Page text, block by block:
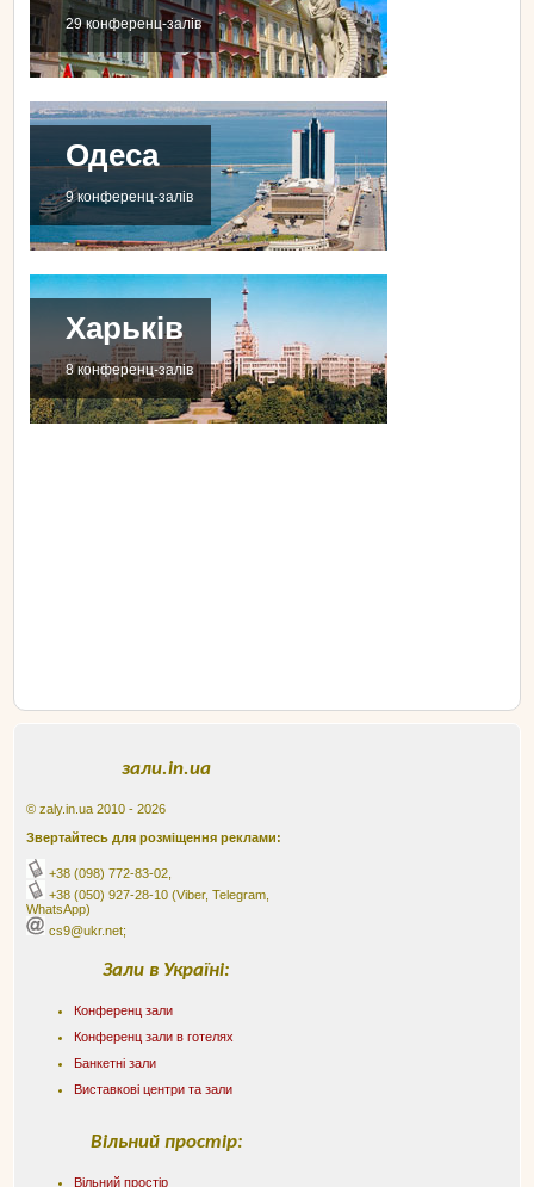
29 конференц-залів
Одеса
9 конференц-залів
Харьків
8 конференц-залів
зали.in.ua
© zaly.in.ua 2010 - 2026
Звертайтесь для розміщення реклами:
+38 (098) 772-83-02
+38 (050) 927-28-10 (Viber, Telegram,
WhatsApp)
cs9@ukr.net;
Зали в Україні:
Конференц зали
Конференц зали в готелях
Банкетні зали
Виставкові центри та зали
Вільний простір:
Вільний простір